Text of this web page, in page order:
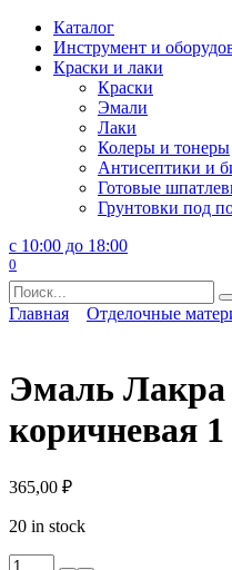
Перейти
содержанию
Каталог
Инструмент и
Краски и лаки
Краски
Эмали
Лаки
Колеры и тонеры
Антисептики и
Готовые
Грунтовки под
с 10:00 до 18:00
0
Search
for:
Главная Отделочные
Эмаль
коричневая 1
365,00 ₽
20 in stock
Эмаль